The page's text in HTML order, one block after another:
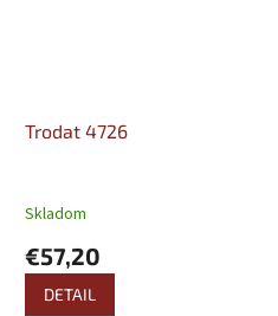
Trodat 4726
Skladom
€57,20
DETAIL